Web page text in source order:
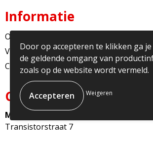
Informatie
Over ons
Veelgestelde vragen
Contact
Contact
Multicopy Nederland
Transistorstraat 7
Door op accepteren te klikken ga
de geldende omgang van
zoals op de website wordt vermeld.
Weigeren